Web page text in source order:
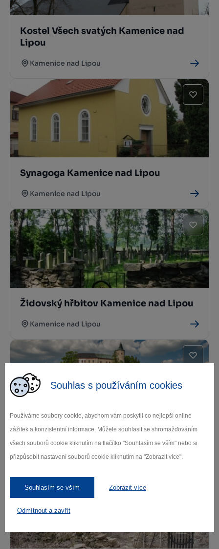
Souhlas s používáním cookies
Používáme soubory cookie, abychom vám poskytli co nejlepší online
zážitek a konzistentní informace. Můžete souhlasit se shromažďováním
všech souborů cookie kliknutím na tlačítko "Souhlasím se vším" nebo si
přizpůsobit nastavení souborů cookie kliknutím na "Zobrazit více".
Souhlasím se vším Zobrazit více
Odmítnout a zavřít
Kostel Všech svatých Kamenice nad
Lipou
Kamenice nad Lipou
Synagoga Kamenice nad Lipou
Kamenice nad Lipou
Židovský hřbitov Kamenice nad Lipou
Kamenice nad Lipou
Zámek Žirovnice
Žirovnice